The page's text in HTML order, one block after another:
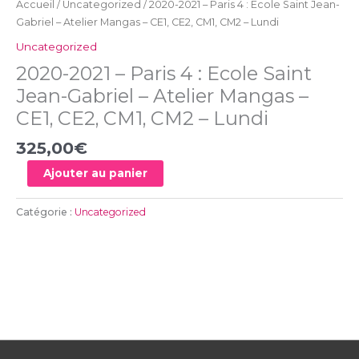
Accueil / Uncategorized / 2020-2021 – Paris 4 : Ecole Saint Jean-
Gabriel – Atelier Mangas – CE1, CE2, CM1, CM2 – Lundi
Uncategorized
2020-2021 – Paris 4 : Ecole Saint
Jean-Gabriel – Atelier Mangas –
CE1, CE2, CM1, CM2 – Lundi
325,00€
-
CE1,
CE2,
CM2
-
Lundi
Ajouter au panier
Catégorie : Uncategorized